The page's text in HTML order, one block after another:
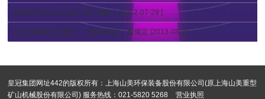
破碎机为什么会出现“飞车”现象？ [2012-07-29 ]
矿业用破碎机的维护、安装试车和一般规定 [2013-08-07 ]
皇冠集团网址442的版权所有：上海山美环保装备股份有限公司(原上海山美重型
矿山机械股份有限公司) 服务热线：021-5820 5268
营业执照